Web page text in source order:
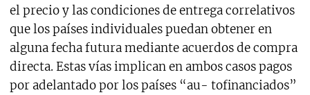
el precio y las condiciones de entrega correlativos
que los países individuales puedan obtener en
alguna fecha futura mediante acuerdos de compra
directa. Estas vías implican en ambos casos pagos
por adelantado por los países “au- tofinanciados”